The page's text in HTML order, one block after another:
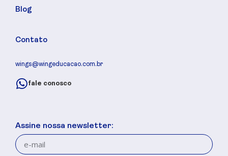
Blog
Contato
wings@wingeducacao.com.br
fale conosco
Assine nossa newsletter: